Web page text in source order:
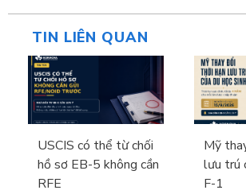
TIN LIÊN QUAN
USCIS có thể từ chối
hồ sơ EB-5 không cần
RFE
Mỹ
lưu trú
F-1